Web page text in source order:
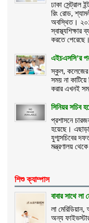
ঢাকা সেন্ট্রাল
রিং রোড,
অবস্থিত।
স্বাস্থ্যশিক্ষার
করতে
এইচএসসি’র
স্কুল, কলেজের
সময় না
করার এখনই
সিনিয়র সচিব
প্রশাসনে
হয়েছে।
যুগ্মসচিবের
মন্ত্রণালয়
শিশু ক্যাম্পাস
বাবার সাথে লা
লা মেরিডিয়ান,
অন্য